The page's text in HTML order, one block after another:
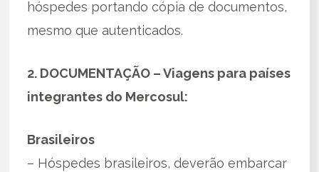
hóspedes portando cópia de documentos,
mesmo que autenticados.
2. DOCUMENTAÇÃO – Viagens para países
integrantes do Mercosul:
Brasileiros
– Hóspedes brasileiros, deverão embarcar